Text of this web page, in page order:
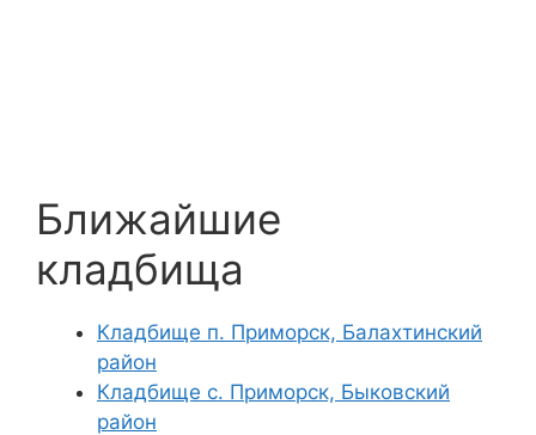
Ближайшие
кладбища
Кладбище п. Приморск, Балахтинский
район
Кладбище с. Приморск, Быковский
район